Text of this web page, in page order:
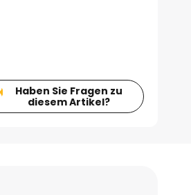
Haben Sie Fragen zu
diesem Artikel?